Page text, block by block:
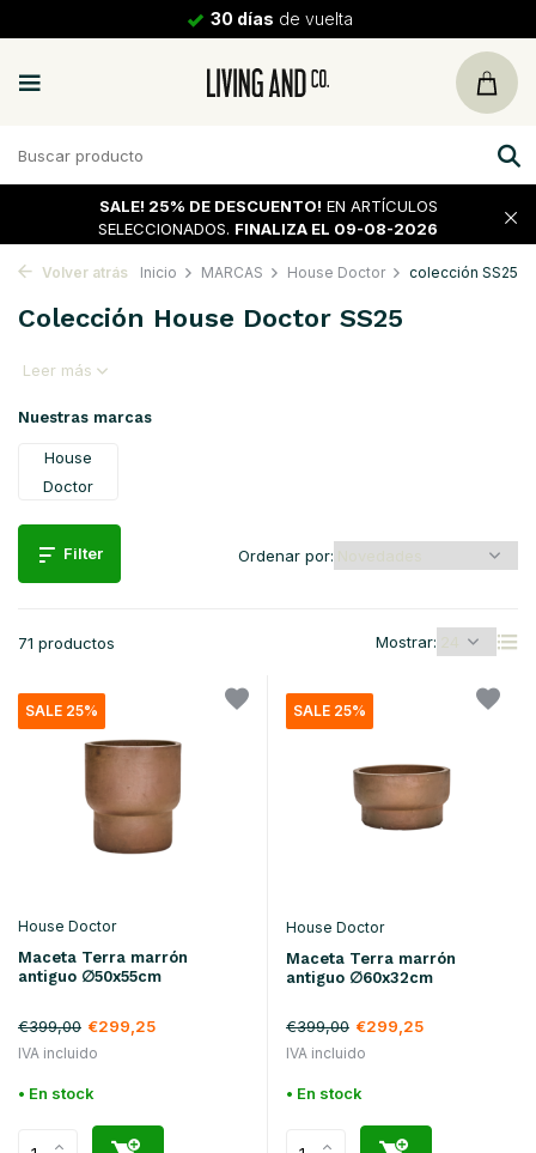
30 días de vuelta
SALE! 25% DE DESCUENTO! EN ARTÍCULOS
SELECCIONADOS. FINALIZA EL 09-08-2026
Volver atrás Inicio MARCAS House Doctor colección SS25
Colección House Doctor SS25
Leer más
Nuestras marcas
House
Doctor
Filter
71 productos Mostrar:
Ordenar por:
SALE 25%
House Doctor
Maceta Terra marrón
antiguo ∅50x55cm
€399,00 €299,25
IVA incluido
• En stock
SALE 25%
House Doctor
Maceta Terra marrón
antiguo ∅60x32cm
€399,00 €299,25
IVA incluido
• En stock